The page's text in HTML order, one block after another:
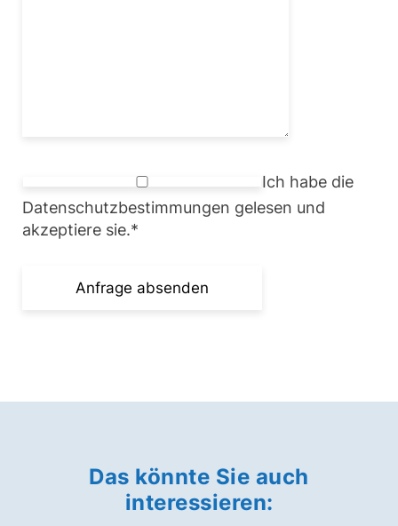
Ich habe die
Datenschutzbestimmungen gelesen und
akzeptiere sie.*
Das könnte Sie auch
interessieren: